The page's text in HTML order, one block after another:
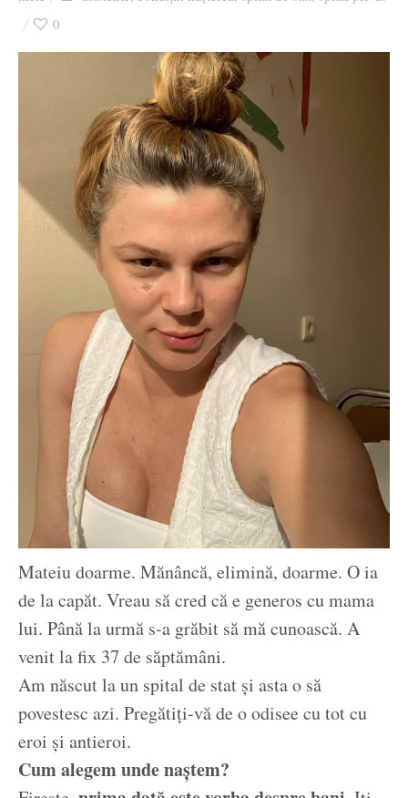
0
Mateiu doarme. Mănâncă, elimină, doarme. O ia
de la capăt. Vreau să cred că e generos cu mama
lui. Până la urmă s-a grăbit să mă cunoască. A
venit la fix 37 de săptămâni.
Am născut la un spital de stat și asta o să
povestesc azi. Pregătiți-vă de o odisee cu tot cu
eroi și antieroi.
Cum alegem unde naștem?